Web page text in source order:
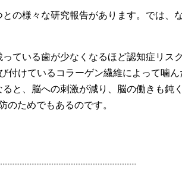
の様々な研究報告があります。では、
ている歯が少なくなるほど認知症リス
付けているコラーゲン繊維によって噛ん
と、脳への刺激が減り、脳の働きも鈍
ためでもあるのです。